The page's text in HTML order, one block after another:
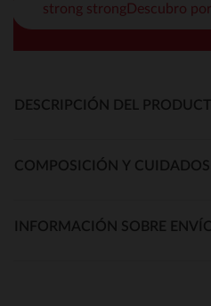
strong strongDescubro
DESCRIPCIÓN DEL
COMPOSICIÓN Y CUIDADOS
INFORMACIÓN SOBRE